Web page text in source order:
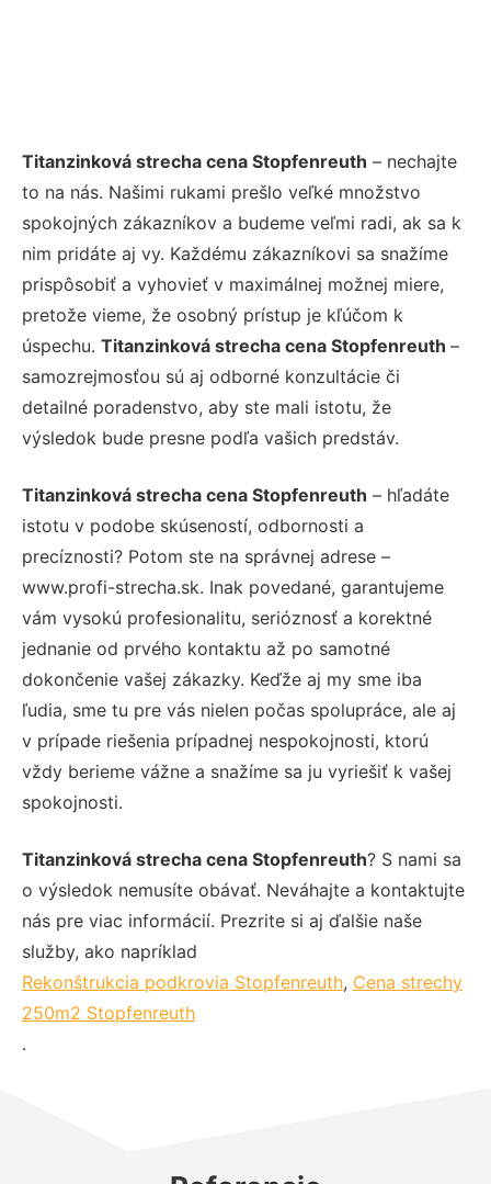
Titanzinková strecha cena Stopfenreuth – nechajte
to na nás. Našimi rukami prešlo veľké množstvo
spokojných zákazníkov a budeme veľmi radi, ak sa k
nim pridáte aj vy. Každému zákazníkovi sa snažíme
prispôsobiť a vyhovieť v maximálnej možnej miere,
pretože vieme, že osobný prístup je kľúčom k
úspechu. Titanzinková strecha cena Stopfenreuth –
samozrejmosťou sú aj odborné konzultácie či
detailné poradenstvo, aby ste mali istotu, že
výsledok bude presne podľa vašich predstáv.
Titanzinková strecha cena Stopfenreuth – hľadáte
istotu v podobe skúseností, odbornosti a
precíznosti? Potom ste na správnej adrese –
www.profi-strecha.sk. Inak povedané, garantujeme
vám vysokú profesionalitu, serióznosť a korektné
jednanie od prvého kontaktu až po samotné
dokončenie vašej zákazky. Keďže aj my sme iba
ľudia, sme tu pre vás nielen počas spolupráce, ale aj
v prípade riešenia prípadnej nespokojnosti, ktorú
vždy berieme vážne a snažíme sa ju vyriešiť k vašej
spokojnosti.
Titanzinková strecha cena Stopfenreuth? S nami sa
o výsledok nemusíte obávať. Neváhajte a kontaktujte
nás pre viac informácií. Prezrite si aj ďalšie naše
služby, ako napríklad
Rekonštrukcia podkrovia Stopfenreuth, Cena strechy
250m2 Stopfenreuth
.